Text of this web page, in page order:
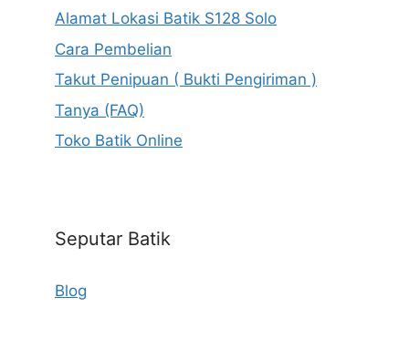
Alamat Lokasi Batik S128 Solo
Cara Pembelian
Takut Penipuan ( Bukti Pengiriman )
Tanya (FAQ)
Toko Batik Online
Seputar Batik
Blog